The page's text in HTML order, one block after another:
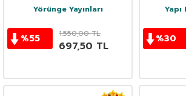
Yörünge Yayınları
%55 1.550,00TL
697,50 TL
Yapı
%30